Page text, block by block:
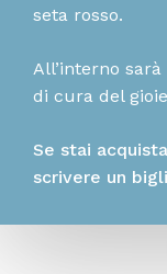
seta rosso.
All’interno
di cura del
Se stai
scrivere un